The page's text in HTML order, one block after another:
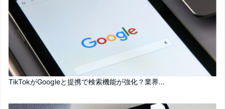
TikTokがGoogleと提携で検索機能が強化？業界...